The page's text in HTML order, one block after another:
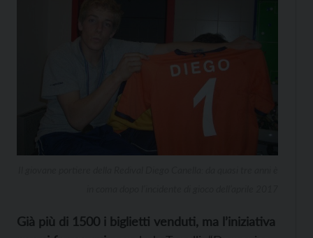
Già più di 1500 i biglietti venduti, ma l’iniziativa